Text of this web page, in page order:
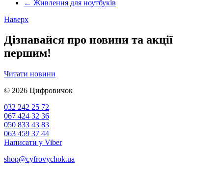
← Живлення для ноутбуків
Наверх
Дізнавайся про новини та акції
першим!
Читати новини
© 2026 Цифровичок
032 242 25 72
067 424 32 36
050 833 43 83
063 459 37 44
Написати у Viber
shop@cyfrovychok.ua